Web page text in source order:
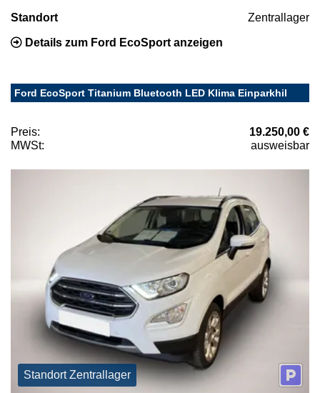
Standort Zentrallager
Details zum Ford EcoSport anzeigen
Ford EcoSport Titanium Bluetooth LED Klima Einparkhil
Preis:
19.250,00 €
MWSt:
ausweisbar
Standort Zentrallager